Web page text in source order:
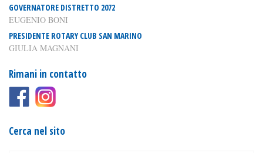
GOVERNATORE DISTRETTO 2072
EUGENIO BONI
PRESIDENTE ROTARY CLUB SAN MARINO
GIULIA MAGNANI
Rimani in contatto
Cerca nel sito